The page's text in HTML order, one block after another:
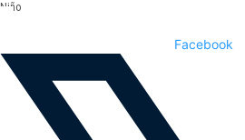
Niño
Facebook